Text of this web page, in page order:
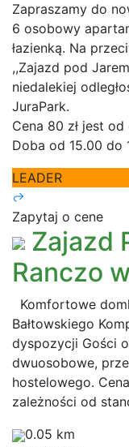
Zapraszamy do
6 osobowy
łazienką. Na
,,Zajazd pod
niedalekiej
JuraPark.
Cena 80 zł jest
Doba od 15.00 do
LEADER
Zapytaj o cene
Zajazd
Ranczo
Komfortowe
Bałtowskiego
dyspozycji Gości
dwuosobowe,
hostelowego.
zależności od
0.05 km